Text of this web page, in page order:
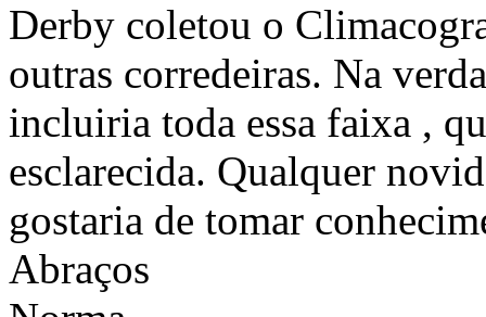
Derby coletou o
outras corredeiras. Na
incluiria toda essa faixa ,
esclarecida. Qualquer
gostaria de tomar
Abraços